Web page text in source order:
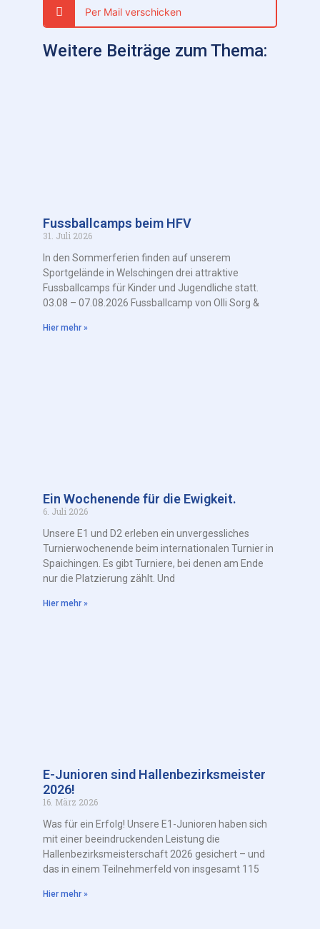
Per Mail verschicken
Weitere Beiträge zum Thema:
Fussballcamps beim HFV
31. Juli 2026
In den Sommerferien finden auf unserem
Sportgelände in Welschingen drei attraktive
Fussballcamps für Kinder und Jugendliche statt.
03.08 – 07.08.2026 Fussballcamp von Olli Sorg &
Hier mehr »
Ein Wochenende für die Ewigkeit.
6. Juli 2026
Unsere E1 und D2 erleben ein unvergessliches
Turnierwochenende beim internationalen Turnier in
Spaichingen. Es gibt Turniere, bei denen am Ende
nur die Platzierung zählt. Und
Hier mehr »
E-Junioren sind Hallenbezirksmeister
2026!
16. März 2026
Was für ein Erfolg! Unsere E1-Junioren haben sich
mit einer beeindruckenden Leistung die
Hallenbezirksmeisterschaft 2026 gesichert – und
das in einem Teilnehmerfeld von insgesamt 115
Hier mehr »